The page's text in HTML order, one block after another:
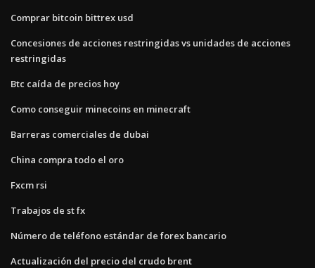
Comprar bitcoin bittrex usd
Concesiones de acciones restringidas vs unidades de acciones
restringidas
Btc caída de precios hoy
Como conseguir minecoins en minecraft
Barreras comerciales de dubai
China compra todo el oro
Fxcm rsi
Trabajos de st fx
Número de teléfono estándar de forex bancario
Actualización del precio del crudo brent